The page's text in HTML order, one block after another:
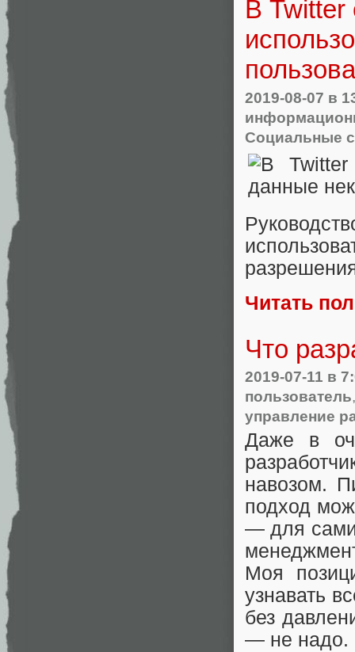
В Twitter
2019-08-07 в
Социальные
Читать
Что
2019-07-11 в
пользователь
управление
Даже в
навозом.
подход
— для
Моя
узнавать
без
— не надо.